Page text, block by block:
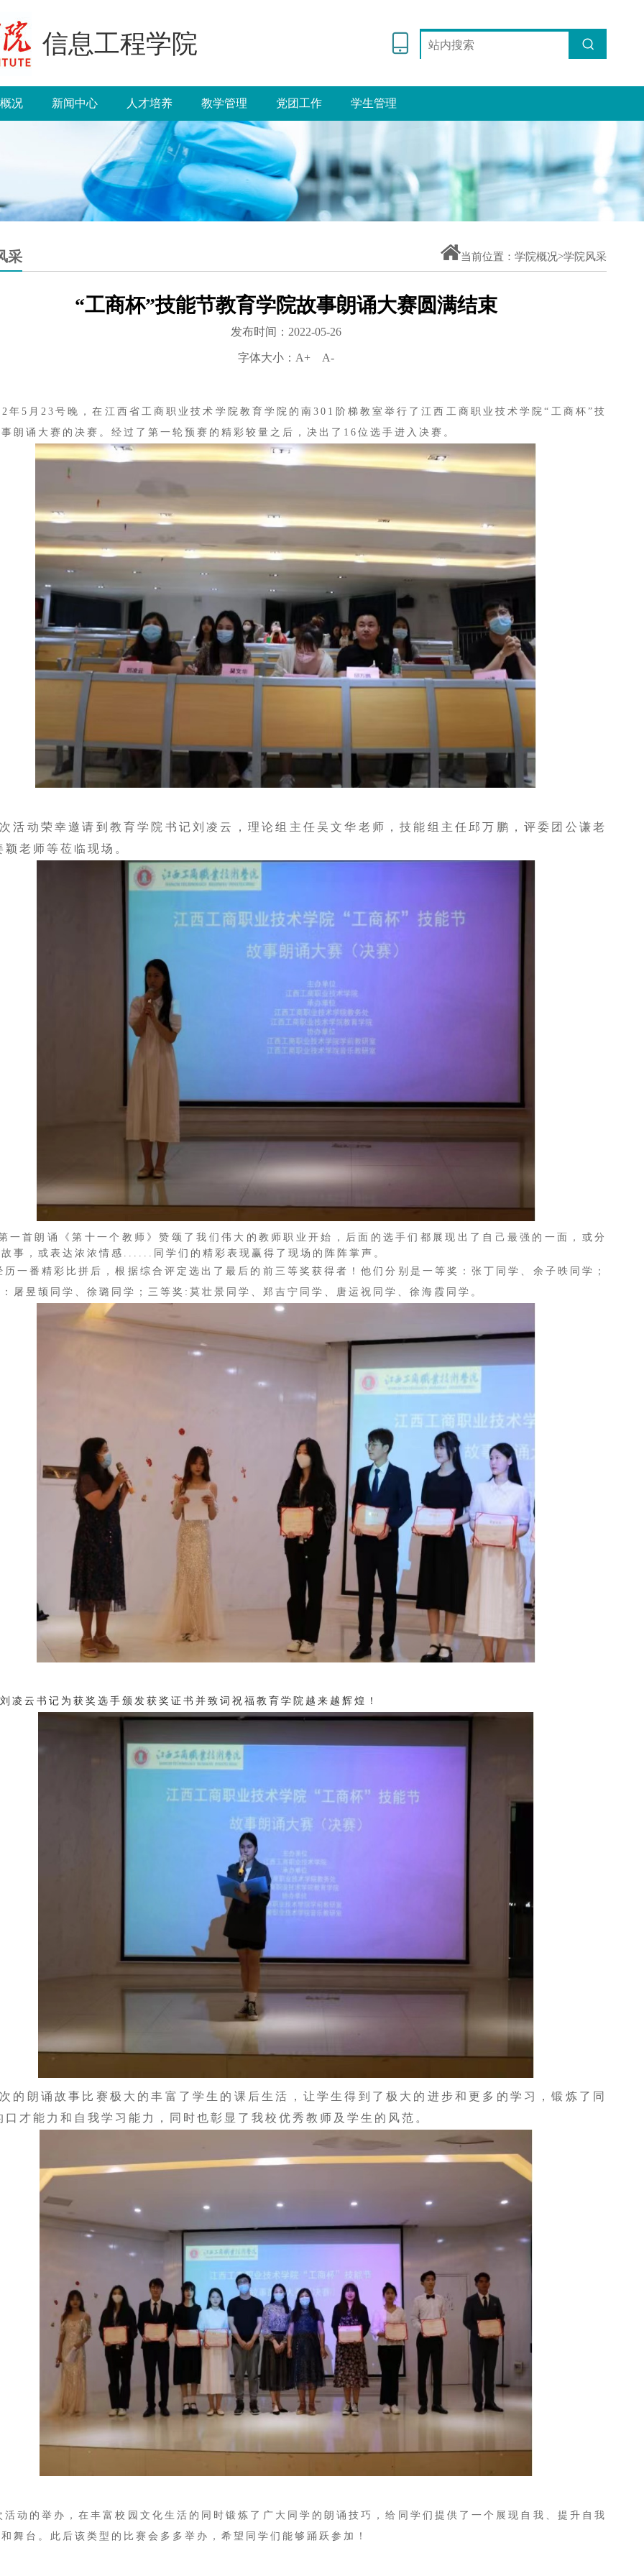
信息工程学院
况 新闻中心 人才培养 教学管理 党团工作 学生管理
采 当前位置： 学院概况>学院风采
“工商杯”技能节教育学院故事朗诵大赛圆满结束
发布时间：2022-05-26
字体大小： A+ A-
5月23号晚，在江西省工商职业技术学院教育学院的南301阶梯教室举行了江西工商职业技术学院“工商杯”技
朗诵大赛的决赛。经过了第一轮预赛的精彩较量之后，决出了16位选手进入决赛。
动荣幸邀请到教育学院书记刘凌云，理论组主任吴文华老师，技能组主任邱万鹏，评委团公谦老
颖老师等莅临现场。
一首朗诵《第十一个教师》赞颂了我们伟大的教师职业开始，后面的选手们都展现出了自己最强的一面，或分
事，或表达浓浓情感......同学们的精彩表现赢得了现场的阵阵掌声。
番精彩比拼后，根据综合评定选出了最后的前三等奖获得者！他们分别是一等奖：张丁同学、余子昳同学；
屠昱颉同学、徐璐同学；三等奖:莫壮景同学、郑吉宁同学、唐运祝同学、徐海霞同学。
书记为获奖选手颁发获奖证书并致词祝福教育学院越来越辉煌！
的 朗诵故事比赛极大的丰富了学生的课后生活，让学生得到了极大的进步和更多的学习，锻炼了同
口才能力和自我学习能力，同时也彰显了我校优秀教师及学生的风范。
动的举办，在丰富校园文化生活的同时锻炼了广大同学的朗诵技巧，给同学们提供了一个展现自我、提升自我
舞台。此后该类型的比赛会多多举办，希望同学们能够踊跃参加！